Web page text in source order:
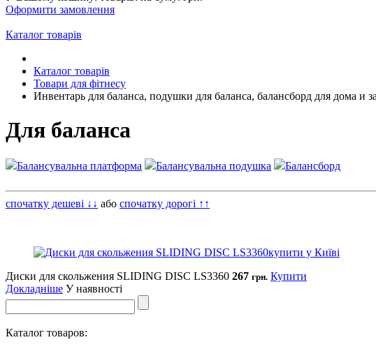
Оформити замовлення
Каталог товарів
Каталог товарів
Товари для фітнесу
Инвентарь для баланса, подушки для баланса, балансборд для дома и
Для баланса
Балансувальна платформа Балансувальна подушка Балансборд
спочатку дешеві ↓↓ або спочатку дорогі ↑↑
Диски для скольжения SLIDING DISC LS3360 267 грн. Купити
Докладніше У наявності
Каталог товаров: